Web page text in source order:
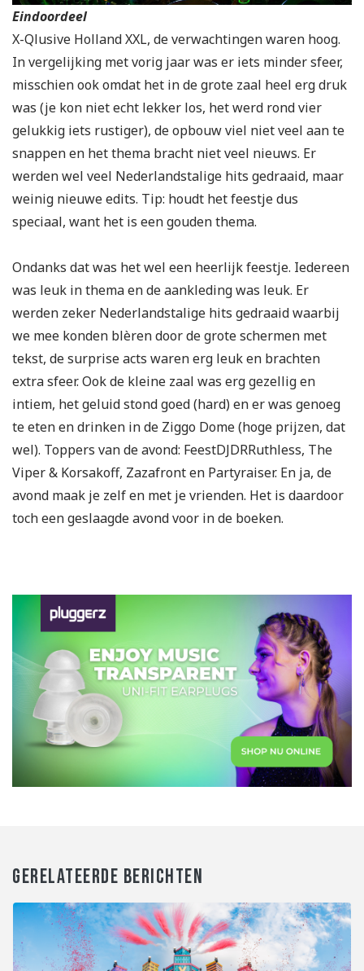
Eindoordeel
X-Qlusive Holland XXL, de verwachtingen waren hoog.
In vergelijking met vorig jaar was er iets minder sfeer,
misschien ook omdat het in de grote zaal heel erg druk
was (je kon niet echt lekker los, het werd rond vier
gelukkig iets rustiger), de opbouw viel niet veel aan te
snappen en het thema bracht niet veel nieuws. Er
werden wel veel Nederlandstalige hits gedraaid, maar
weinig nieuwe edits. Tip: houdt het feestje dus
speciaal, want het is een gouden thema.
Ondanks dat was het wel een heerlijk feestje. Iedereen
was leuk in thema en de aankleding was leuk. Er
werden zeker Nederlandstalige hits gedraaid waarbij
we mee konden blèren door de grote schermen met
tekst, de surprise acts waren erg leuk en brachten
extra sfeer. Ook de kleine zaal was erg gezellig en
intiem, het geluid stond goed (hard) en er was genoeg
te eten en drinken in de Ziggo Dome (hoge prijzen, dat
wel). Toppers van de avond: FeestDJDRRuthless, The
Viper & Korsakoff, Zazafront en Partyraiser. En ja, de
avond maak je zelf en met je vrienden. Het is daardoor
toch een geslaagde avond voor in de boeken.
GERELATEERDE BERICHTEN